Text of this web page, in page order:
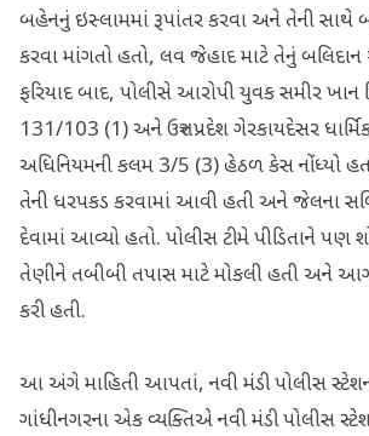
બહેનનું ઇસ્લામમાં રૂપાંતર કરવા અને તેની સાથે
કરવા માંગતો હતો, લવ જેહાદ માટે તેનું
ફરિયાદ બાદ, પોલીસે આરોપી યુવક સમીર ખાન
131/103 (1) અને ઉત્તર પ્રદેશ ગેરકાયદેસર
અધિનિયમની કલમ 3/5 (3) હેઠળ કેસ નોંધ્યો
તેની ધરપકડ કરવામાં આવી હતી અને જેલના
દેવામાં આવ્યો હતો. પોલીસ ટીમે પીડિતાને પણ
તેણીને તબીબી તપાસ માટે મોકલી હતી અને
કરી હતી.
આ અંગે માહિતી આપતાં, નવી મંડી પોલીસ
ગાંધીનગરના એક વ્યક્તિએ નવી મંડી પોલીસ